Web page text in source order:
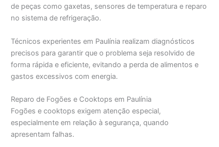
de peças como gaxetas, sensores de temperatura e reparo
no sistema de refrigeração.
Técnicos experientes em Paulínia realizam diagnósticos
precisos para garantir que o problema seja resolvido de
forma rápida e eficiente, evitando a perda de alimentos e
gastos excessivos com energia.
Reparo de Fogões e Cooktops em Paulínia
Fogões e cooktops exigem atenção especial,
especialmente em relação à segurança, quando
apresentam falhas.